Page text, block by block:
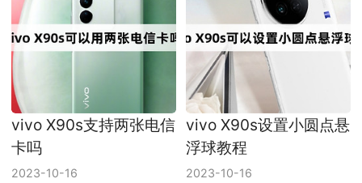
vivo X90s支持两张电信
卡吗
2023-10-16
vivo X90s设置小圆点悬
浮球教程
2023-10-16